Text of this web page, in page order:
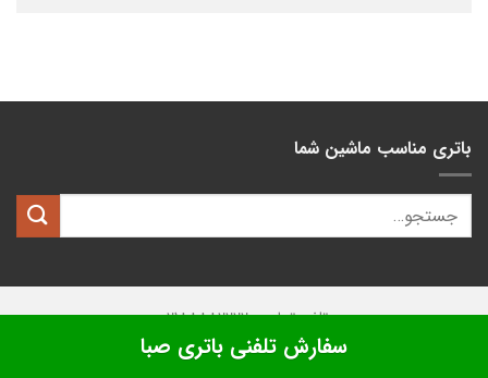
باتری مناسب ماشین شما
تلفن تماس: 02188882222
تمامی حقوق این وبسایت متعلق بهکیان باتری
سفارش تلفنی باتری صبا